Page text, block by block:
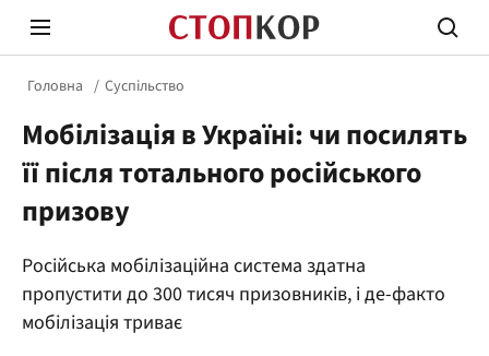
Політика
Головна Суспільство
Мобілізація в Україні: чи посилять
її після тотального російського
призову
Російська мобілізаційна система здатна
пропустити до 300 тисяч призовників, і де-факто
мобілізація триває